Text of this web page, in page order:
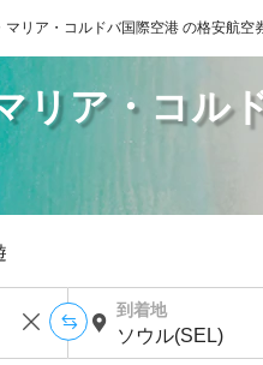
マリア・コルドバ国際空港 の格安航空
リア・コル
到着地